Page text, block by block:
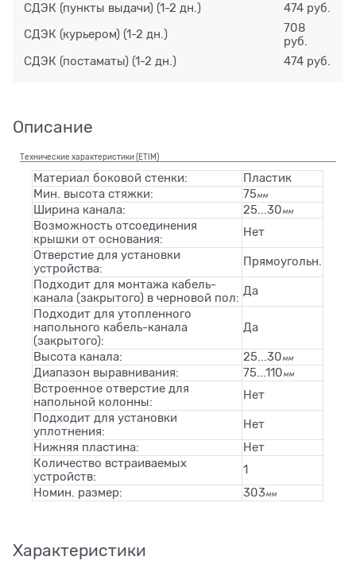
СДЭК (пункты выдачи) (1-2 дн.) 474 руб.
СДЭК (курьером) (1-2 дн.)
708
руб.
СДЭК (постаматы) (1-2 дн.) 474 руб.
Описание
Технические характеристики (ETIM)
Материал боковой стенки:
Пластик
Мин. высота стяжки:
75мм
Ширина канала: 25...30мм
Возможность отсоединения
крышки от основания:
Нет
Отверстие для установки
устройства:
Прямоугольн.
Подходит для монтажа кабель-
канала (закрытого) в черновой пол:
Да
Подходит для утопленного
напольного кабель-канала
(закрытого):
Да
Высота канала: 25...30мм
Диапазон выравнивания: 75...110мм
Встроенное отверстие для
напольной колонны:
Нет
Подходит для установки
уплотнения:
Нет
Нижняя пластина:
Нет
Количество встраиваемых
устройств:
1
Номин. размер:
303мм
Характеристики